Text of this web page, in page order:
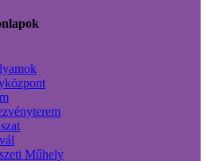
Műhely